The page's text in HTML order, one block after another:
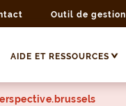
Outil de gestion
AIDE ET RESSOURCES